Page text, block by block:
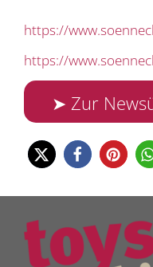
https://
https://
➤ Zur